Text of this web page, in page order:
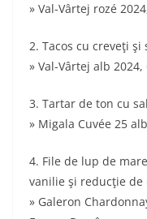
» Val-Vârtej rozé
2. Tacos cu creveţi şi
» Val-Vârtej alb 2024,
3. Tartar de ton cu
» Migala Cuvée 25
4. File de lup de
vanilie şi reducţie de
» Galeron